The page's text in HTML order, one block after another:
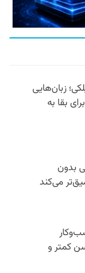
زبان‌هایی
بقا به
بدون
می‌کند
کمتر و